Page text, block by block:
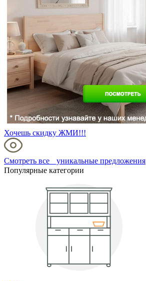
Хочешь скидку ЖМИ!!!
Смотреть все уникальные предложения
Популярные категории